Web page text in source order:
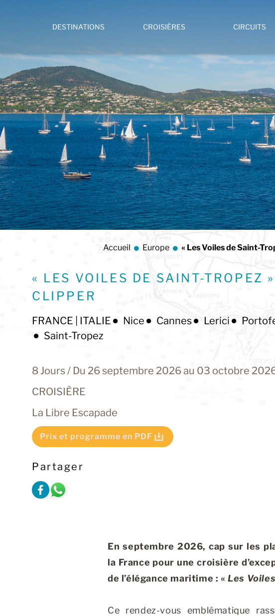
DESTINATIONS CROISIÈRES CIRCUITS
Accueil Europe « Les Voiles de Saint-
« LES VOILES DE SAINT-TROPEZ
CLIPPER
FRANCE | ITALIE Nice Cannes Lerici
Saint-Tropez
8 Jours / Du 26 septembre 2026 au 03 octobre
CROISIÈRE
La Libre Escapade
Prix et programme en PDF
Partager
En septembre 2026, cap sur les
la France pour une croisière
de l’élégance maritime : «Les
Ce rendez-vous emblématique